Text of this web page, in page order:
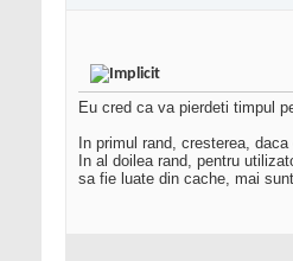
Eu cred ca va pierdeti timpul
In primul rand, cresterea,
In al doilea rand, pentru
sa fie luate din cache, mai